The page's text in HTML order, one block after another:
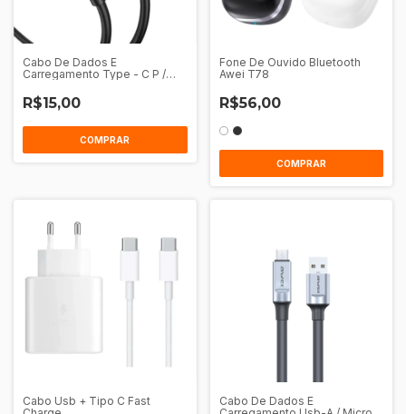
Cabo De Dados E
Carregamento Type - C P /
R$15,00
COMPRAR
Fone De Ouvido Bluetooth
Awei T78
R$56,00
COMPRAR
Cabo Usb + Tipo C Fast
Cabo De Dados E